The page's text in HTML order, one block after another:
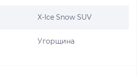
X-Ice Snow SUV
Угорщина